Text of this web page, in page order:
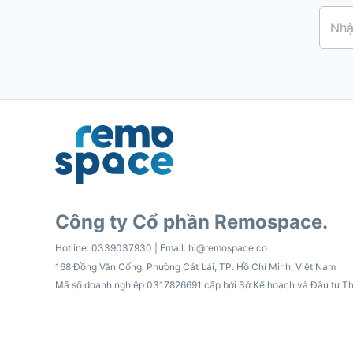
Công ty Cổ phần Remospace.
Hotline: 0339037930 | Email: hi@remospace.co
168 Đồng Văn Cống, Phường Cát Lái, TP. Hồ Chí Minh, Việt Nam
Mã số doanh nghiệp 0317826691 cấp bởi Sở Kế hoạch và Đầu tư